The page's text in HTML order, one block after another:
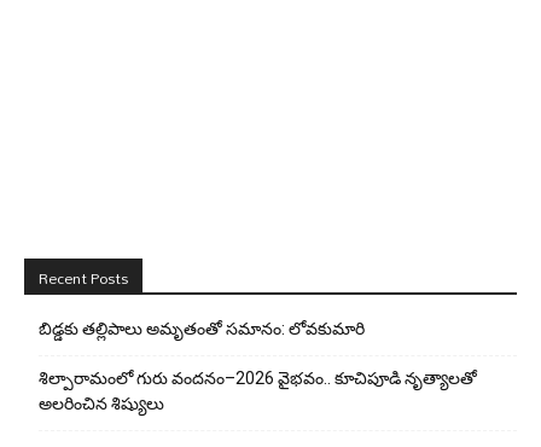
Recent Posts
బిడ్డ‌కు త‌ల్లిపాలు అమృతంతో స‌మానం: లోవ‌కుమారి
శిల్పారామంలో గురు వందనం–2026 వైభవం.. కూచిపూడి నృత్యాలతో
అలరించిన శిష్యులు